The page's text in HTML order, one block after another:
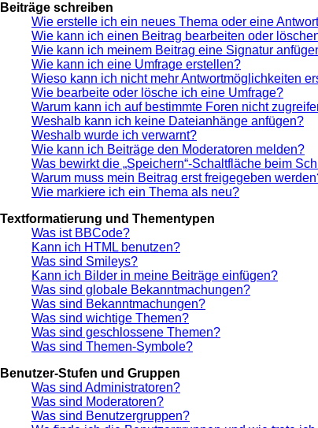
Beiträge schreiben
Wie erstelle ich ein neues Thema oder eine
Wie kann ich einen Beitrag bearbeiten oder
Wie kann ich meinem Beitrag eine Signatur
Wie kann ich eine Umfrage erstellen?
Wieso kann ich nicht mehr Antwortmöglichkeiten
Wie bearbeite oder lösche ich eine Umfrage?
Warum kann ich auf bestimmte Foren nicht
Weshalb kann ich keine Dateianhänge anfügen?
Weshalb wurde ich verwarnt?
Wie kann ich Beiträge den Moderatoren melden?
Was bewirkt die „Speichern“-Schaltfläche beim
Warum muss mein Beitrag erst freigegeben
Wie markiere ich ein Thema als neu?
Textformatierung und Thementypen
Was ist BBCode?
Kann ich HTML benutzen?
Was sind Smileys?
Kann ich Bilder in meine Beiträge einfügen?
Was sind globale Bekanntmachungen?
Was sind Bekanntmachungen?
Was sind wichtige Themen?
Was sind geschlossene Themen?
Was sind Themen-Symbole?
Benutzer-Stufen und Gruppen
Was sind Administratoren?
Was sind Moderatoren?
Was sind Benutzergruppen?